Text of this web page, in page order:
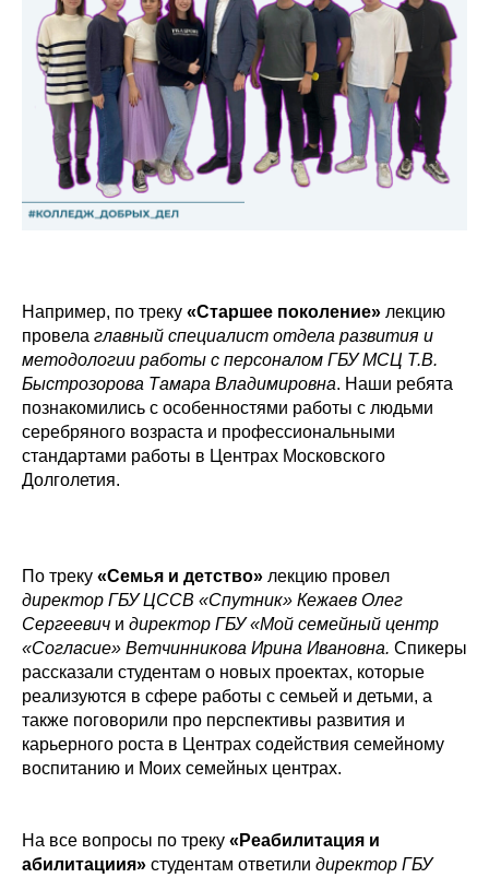
Например, по треку «Старшее поколение» лекцию
провела главный специалист отдела развития и
методологии работы с персоналом ГБУ МСЦ Т.В.
Быстрозорова Тамара Владимировна. Наши ребята
познакомились с особенностями работы с людьми
серебряного возраста и профессиональными
стандартами работы в Центрах Московского
Долголетия.
По треку «Семья и детство» лекцию провел
директор ГБУ ЦССВ «Спутник» Кежаев Олег
Сергеевич и директор ГБУ «Мой семейный центр
«Согласие» Ветчинникова Ирина Ивановна. Спикеры
рассказали студентам о новых проектах, которые
реализуются в сфере работы с семьей и детьми, а
также поговорили про перспективы развития и
карьерного роста в Центрах содействия семейному
воспитанию и Моих семейных центрах.
На все вопросы по треку «Реабилитация и
абилитациия» студентам ответили директор ГБУ